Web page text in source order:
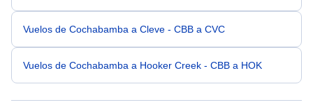
Vuelos de Cochabamba a Cleve - CBB a CVC
Vuelos de Cochabamba a Hooker Creek - CBB a HOK